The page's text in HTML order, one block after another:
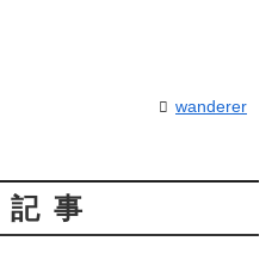
wanderer
事